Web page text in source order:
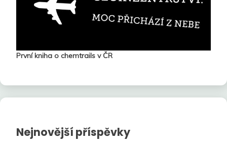
První kniha o chemtrails v ČR
Nejnovější příspěvky